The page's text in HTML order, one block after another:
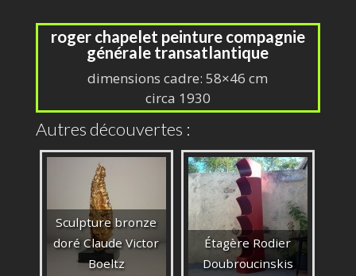
roger chapelet peinture compagnie
générale transatlantique
dimensions cadre: 58×46 cm
circa 1930
Autres découvertes :
Sculpture bronze
doré Claude Victor
Boeltz
Étagère Rodier
Doubroucinskis